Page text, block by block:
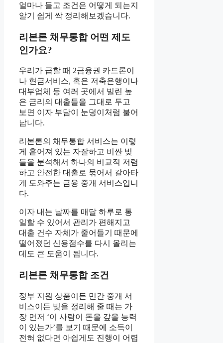
얼마나 들고 조건은 어떻게 되는지
알기 쉽게 싹 정리해보겠습니다.
리본론 채무통합 어떤 제도
인가요?
우리가 급할 때 2금융권 카드론이
나 현금서비스, 혹은 저축은행이나
대부업체 등 여러 곳에서 빌린 높
은 금리의 대출들을 그대로 두고
보면 이자 부담이 눈덩이처럼 불어
납니다.
리본론의 채무통합 서비스는 이렇
게 흩어져 있는 자잘하고 비싼 빚
들을 분석해서 하나의 비교적 저렴
하고 안전한 대출로 묶어서 갈아타
게 도와주는 금융 중개 서비스입니
다.
이자 내는 날짜를 매달 하루로 통
일할 수 있어서 관리가 편해지고
대출 건수 자체가 줄어들기 때문에
떨어졌던 신용점수를 다시 올리는
데도 큰 도움이 됩니다.
리본론 채무통합 조건
정부 지원 상품이든 민간 중개 서
비스이든 빚을 정리해 줄 때는 가
장 먼저 ‘이 사람이 돈을 갚을 능력
이 있는가’를 보기 때문에 소득이
전혀 없다면 아쉽게도 진행이 어렵